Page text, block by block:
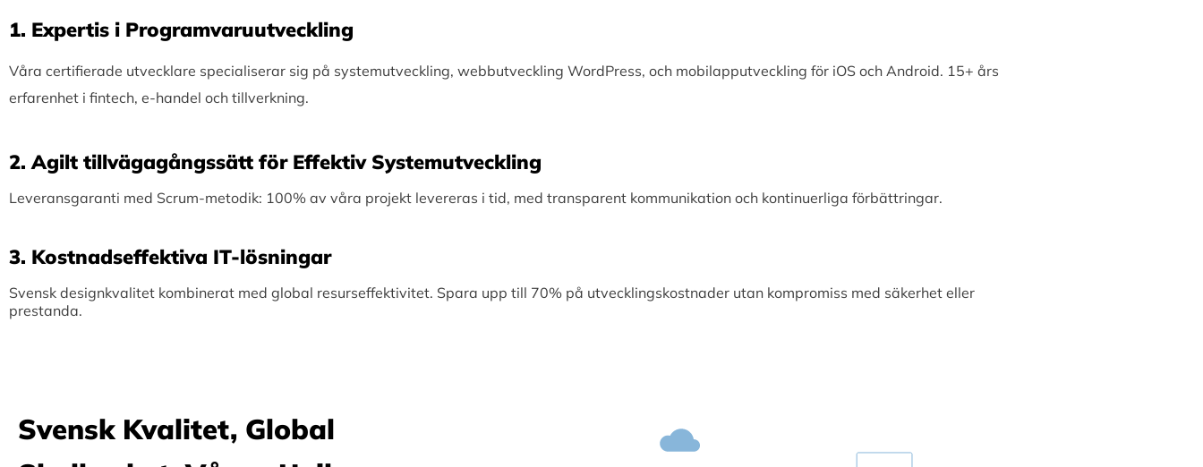
1.⁠ ⁠Expertis i Programvaruutveckling
Våra certifierade utvecklare specialiserar sig på systemutveckling, webbutveckling WordPress, och mobilapputveckling för iOS och Android. 15+ års
erfarenhet i fintech, e-handel och tillverkning.
2.⁠ ⁠Agilt tillvägagångssätt för Effektiv Systemutveckling
Leveransgaranti med Scrum-metodik: 100% av våra projekt levereras i tid, med transparent kommunikation och kontinuerliga förbättringar.
3.⁠ ⁠Kostnadseffektiva IT-lösningar
Svensk designkvalitet kombinerat med global resurseffektivitet. Spara upp till 70% på utvecklingskostnader utan kompromiss med säkerhet eller
prestanda.
Svensk Kvalitet, Global